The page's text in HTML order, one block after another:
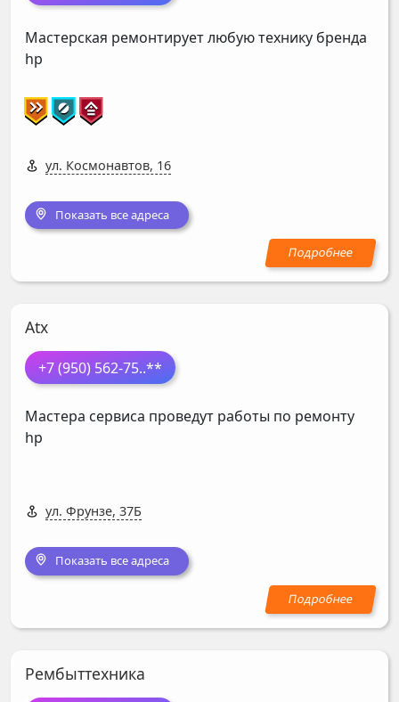
Мастерская ремонтирует любую технику бренда
hp
ул. Космонавтов, 16
Показать все адреса
Atx
+7 (950) 562-75..**
Мастера сервиса проведут работы по ремонту
hp
ул. Фрунзе, 37Б
Показать все адреса
Рембыттехника